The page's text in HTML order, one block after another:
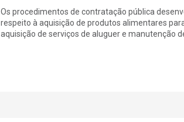
Os procedimentos de contratação pública
respeito à aquisição de produtos alimentares
aquisição de serviços de aluguer e manutenção